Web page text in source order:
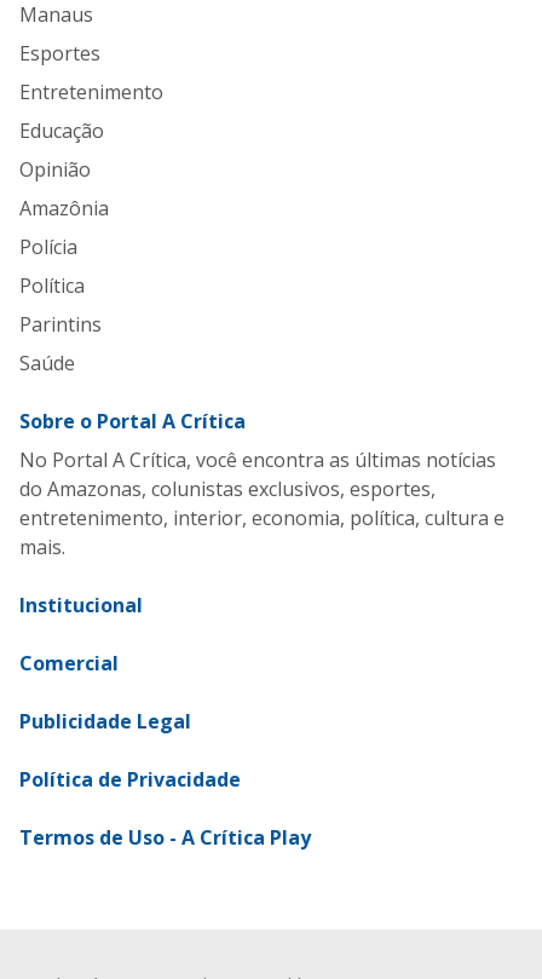
Manaus
Esportes
Entretenimento
Educação
Opinião
Amazônia
Polícia
Política
Parintins
Saúde
Sobre o Portal A Crítica
No Portal A Crítica, você encontra as últimas notícias
do Amazonas, colunistas exclusivos, esportes,
entretenimento, interior, economia, política, cultura e
mais.
Institucional
Comercial
Publicidade Legal
Política de Privacidade
Termos de Uso - A Crítica Play